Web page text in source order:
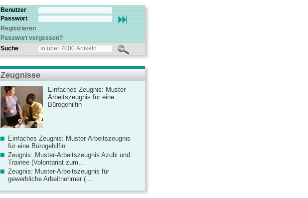
Benutzer
Passwort
Registrieren
Passwort vergessen?
Suche
Zeugnisse
Einfaches Zeugnis: Muster-
Arbeitszeugnis für eine
Bürogehilfin
Einfaches Zeugnis: Muster-Arbeitszeugnis
für eine Bürogehilfin
Zeugnis: Muster-Arbeitszeugnis Azubi und
Trainee (Volontariat zum...
Zeugnis: Muster-Arbeitszeugnis für
gewerbliche Arbeitnehmer (...